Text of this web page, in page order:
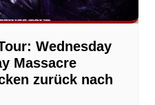
Wednesday
Massacre
zurück nach